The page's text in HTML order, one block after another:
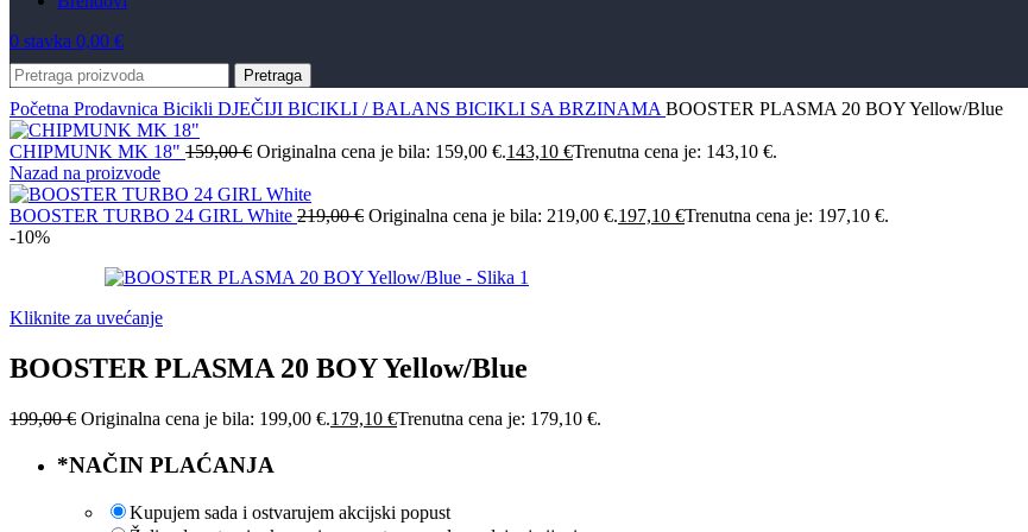
0 stavka 0,00 €
Pretraga
Početna Prodavnica Bicikli DJEČIJI BICIKLI / BALANS BICIKLI SA BRZINAMA BOOSTER PLASMA 20 BOY Yellow/Blue
CHIPMUNK MK 18" 159,00€ Originalna cena je bila: 159,00 €.143,10 €Trenutna cena je: 143,10 €.
Nazad na proizvode
BOOSTER TURBO 24 GIRL White 219,00€ Originalna cena je bila: 219,00 €.197,10 €Trenutna cena je: 197,10 €.
-10%
Kliknite za uvećanje
BOOSTER PLASMA 20 BOY Yellow/Blue
199,00€ Originalna cena je bila: 199,00 €.179,10 €Trenutna cena je: 179,10 €.
*NAČIN PLAĆANJA
Kupujem sada i ostvarujem akcijski popust